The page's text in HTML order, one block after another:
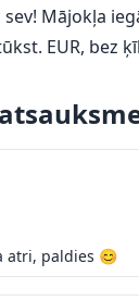
Mājokļa
EUR, bez
atri, paldies 😊